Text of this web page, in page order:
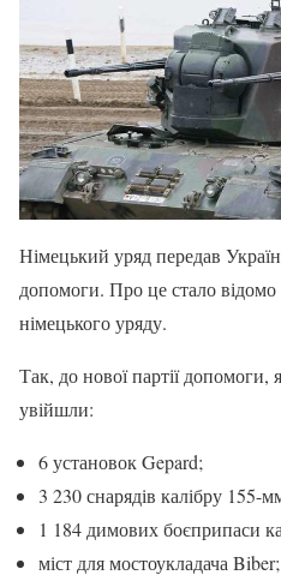
Німецький уряд передав
допомоги. Про це стало
німецького уряду.
Так, до нової партії
увійшли:
6 установок Gepard;
3 230 снарядів калібру 155-
1 184 димових боєприпаси
міст для мостоукладача Biber;